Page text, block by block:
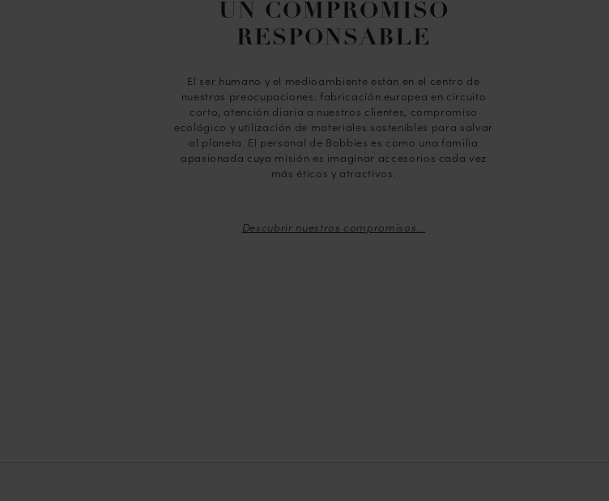
UN COMPROMISO
RESPONSABLE
El ser humano y el medioambiente están en el centro de
nuestras preocupaciones: fabricación europea en circuito
corto, atención diaria a nuestros clientes, compromiso
ecológico y utilización de materiales sostenibles para salvar
al planeta. El personal de Bobbies es como una familia
apasionada cuya misión es imaginar accesorios cada vez
más éticos y atractivos.
Descubrir nuestros compromisos...